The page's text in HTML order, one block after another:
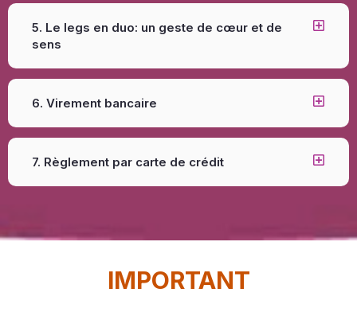
5. Le legs en duo: un geste de cœur et de
sens
6. Virement bancaire
7. Règlement par carte de crédit
IMPORTANT